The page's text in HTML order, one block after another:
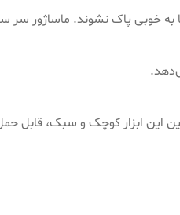
خوبی پاک نشوند. ماساژور سر
ابزار کوچک و سبک، قابل حمل